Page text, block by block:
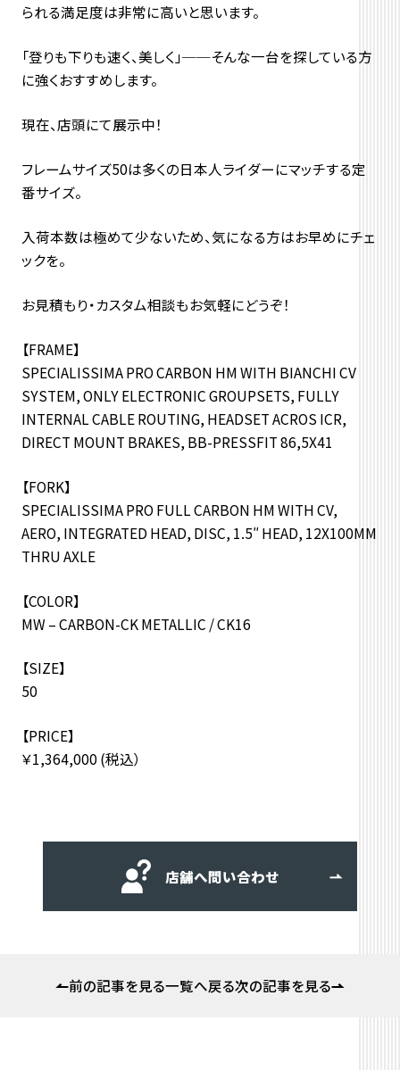
られる満足度は非常に高いと思います。
「登りも下りも速く、美しく」──そんな一台を探している方
に強くおすすめします。
現在、店頭にて展示中！
フレームサイズ50は多くの日本人ライダーにマッチする定
番サイズ。
入荷本数は極めて少ないため、気になる方はお早めにチェ
ックを。
お見積もり・カスタム相談もお気軽にどうぞ！
【FRAME】
SPECIALISSIMA PRO CARBON HM WITH BIANCHI CV
SYSTEM, ONLY ELECTRONIC GROUPSETS, FULLY
INTERNAL CABLE ROUTING, HEADSET ACROS ICR,
DIRECT MOUNT BRAKES, BB-PRESSFIT 86,5X41
【FORK】
SPECIALISSIMA PRO FULL CARBON HM WITH CV,
AERO, INTEGRATED HEAD, DISC, 1.5″ HEAD, 12X100MM
THRU AXLE
【COLOR】
MW – CARBON-CK METALLIC / CK16
【SIZE】
50
【PRICE】
￥1,364,000 (税込）
店舗へ問い合わせ
前の記事を見る一覧へ戻る次の記事を見る